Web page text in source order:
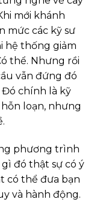
mới khánh
mức các kỹ sư
hệ thống giảm
thể. Nhưng rồi
vẫn đứng đó
chính là kỹ
loạn, nhưng
phương trình
đó thật sự có ý
có thể đưa bạn
và hành động.